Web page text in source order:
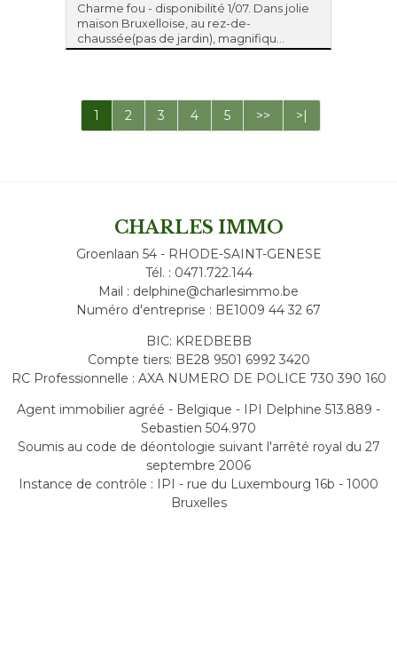
Charme fou - disponibilité 1/07. Dans jolie
maison Bruxelloise, au rez-de-
chaussée(pas de jardin), magnifiqu...
1 2 3 4 5 >> >|
CHARLES IMMO
Groenlaan 54 - RHODE-SAINT-GENESE
Tél. : 0471.722.144
Mail : delphine@charlesimmo.be
Numéro d'entreprise : BE1009 44 32 67
BIC: KREDBEBB
Compte tiers: BE28 9501 6992 3420
RC Professionnelle : AXA NUMERO DE POLICE 730 390 160
Agent immobilier agréé - Belgique - IPI Delphine 513.889 -
Sebastien 504.970
Soumis au code de déontologie suivant l'arrêté royal du 27
septembre 2006
Instance de contrôle : IPI - rue du Luxembourg 16b - 1000
Bruxelles